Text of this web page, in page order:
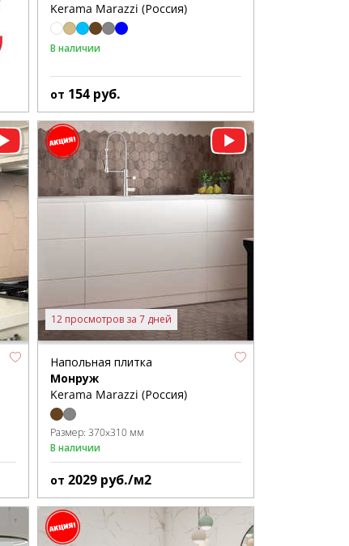
Kerama Marazzi (Россия)
В наличии
от 154 руб.
12 просмотров за 7 дней
Напольная плитка
Монруж
Kerama Marazzi (Россия)
Размер: 370x310 мм
В наличии
от 2029 руб./м2